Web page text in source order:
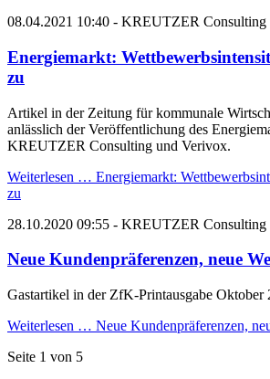
08.04.2021 10:40 - KREUTZER Consulting
Energiemarkt:
zu
Artikel in der Zeitung für kommunale
anlässlich der Veröffentlichung des
KREUTZER Consulting und Verivox.
Weiterlesen … Energiemarkt:
zu
28.10.2020 09:55 - KREUTZER Consulting
Neue Kundenpräferenzen, neue
Gastartikel in der ZfK-Printausgabe Oktober
Weiterlesen … Neue Kundenpräferenzen,
Seite 1 von 5